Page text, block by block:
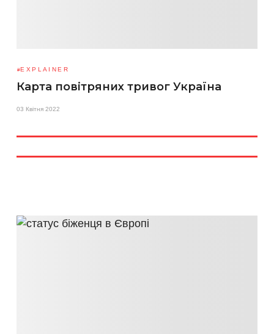
EXPLAINER
Карта повітряних тривог Україна
03 Квітня 2022